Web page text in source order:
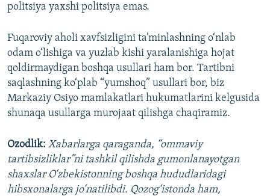
politsiya yaxshi politsiya emas.
Fuqaroviy aholi xavfsizligini ta’minlashning o‘nlab
odam o‘lishiga va yuzlab kishi yaralanishiga hojat
qoldirmaydigan boshqa usullari ham bor. Tartibni
saqlashning ko‘plab “yumshoq” usullari bor, biz
Markaziy Osiyo mamlakatlari hukumatlarini kelgusida
shunaqa usullarga murojaat qilishga chaqiramiz.
Ozodlik: Xabarlarga qaraganda, “ommaviy
tartibsizliklar”ni tashkil qilishda gumonlanayotgan
shaxslar O‘zbekistonning boshqa hududlaridagi
hibsxonalarga jo‘natilibdi. Qozog‘istonda ham,